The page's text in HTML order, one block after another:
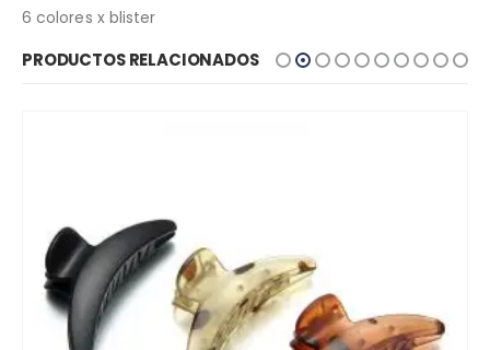
6 colores x blister
PRODUCTOS RELACIONADOS